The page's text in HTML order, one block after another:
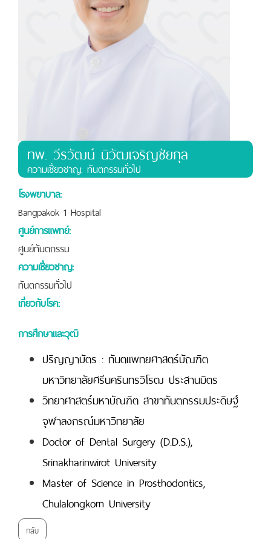
ทพ. วีรวัฒน์ นิวัฒเจริญชัยกุล
ความเชี่ยวชาญ: ทันตกรรมทั่วไป
โรงพยาบาล:
Bangpakok 1 Hospital
ศูนย์การแพทย์:
ศูนย์ทันตกรรม
ความเชี่ยวชาญ:
ทันตกรรมทั่วไป
เกี่ยวกับโรค:
การศึกษาและวุฒิ
ปริญญาบัตร : ทันตแพทยศาสตร์บัณฑิต
มหาวิทยาลัยศรีนครินทรวิโรฒ ประสานมิตร
วิทยาศาสตร์มหาบัณฑิต สาขาทันตกรรมประดิษฐ์
จุฬาลงกรณ์มหาวิทยาลัย
Doctor of Dental Surgery (D.D.S.),
Srinakharinwirot University
Master of Science in Prosthodontics,
Chulalongkorn University
กลับ